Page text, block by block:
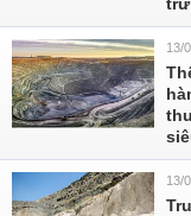
13/
13/